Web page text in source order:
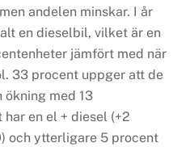
andelen minskar. I år
en dieselbil, vilket är en
jämfört med när
33 procent uppger att de
ökning med 13
en el + diesel (+2
och ytterligare 5 procent